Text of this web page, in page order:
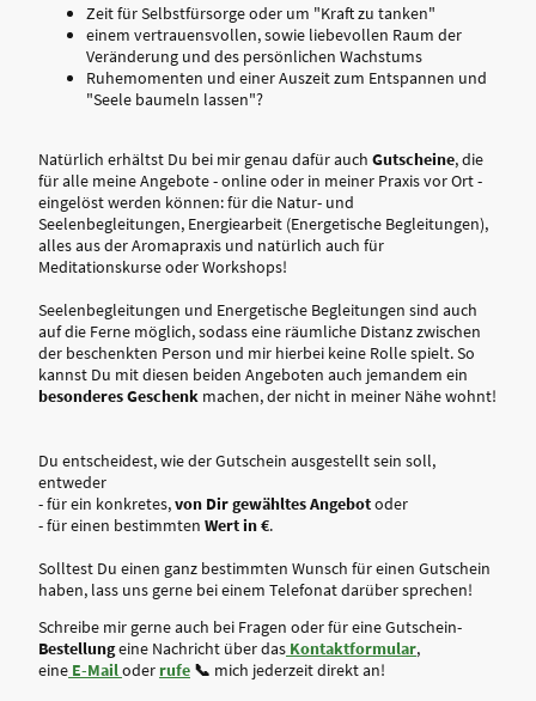
Zeit für Selbstfürsorge oder um "Kraft zu tanken"
einem vertrauensvollen, sowie liebevollen Raum der
Veränderung und des persönlichen Wachstums
Ruhemomenten und einer Auszeit zum Entspannen und
"Seele baumeln lassen"?
Natürlich erhältst Du bei mir genau dafür auch Gutscheine, die
für alle meine Angebote - online oder in meiner Praxis vor Ort -
eingelöst werden können: für die Natur- und
Seelenbegleitungen, Energiearbeit (Energetische Begleitungen),
alles aus der Aromapraxis und natürlich auch für
Meditationskurse oder Workshops!
Seelenbegleitungen und Energetische Begleitungen sind auch
auf die Ferne möglich, sodass eine räumliche Distanz zwischen
der beschenkten Person und mir hierbei keine Rolle spielt. So
kannst Du mit diesen beiden Angeboten auch jemandem ein
besonderes Geschenk machen, der nicht in meiner Nähe wohnt!
Du entscheidest, wie der Gutschein ausgestellt sein soll,
entweder
- für ein konkretes,von Dir gewähltes Angebotoder
- für einen bestimmten Wert in €.
Solltest Du einen ganz bestimmten Wunsch für einen Gutschein
haben, lass uns gerne bei einem Telefonat darüber sprechen!
Schreibe mir gerne auch bei Fragen oder für eine Gutschein-
Bestellungeine Nachricht über das Kontaktformular,
eine E-Mailoder rufe 📞 mich jederzeit direkt an!